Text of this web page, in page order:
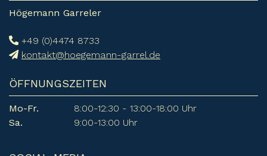
Högemann Garreler
+49 (0)4474 8733
kontakt@hoegemann-garrel.de
ÖFFNUNGSZEITEN
Mo-Fr.
8:00-12:30 - 13:00-18:00 Uhr
Sa.
9:00-13:00 Uhr